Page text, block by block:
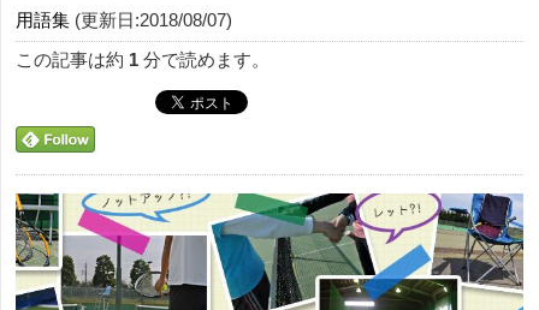
用語集 (更新日:2018/08/07)
この記事は約 1 分で読めます。